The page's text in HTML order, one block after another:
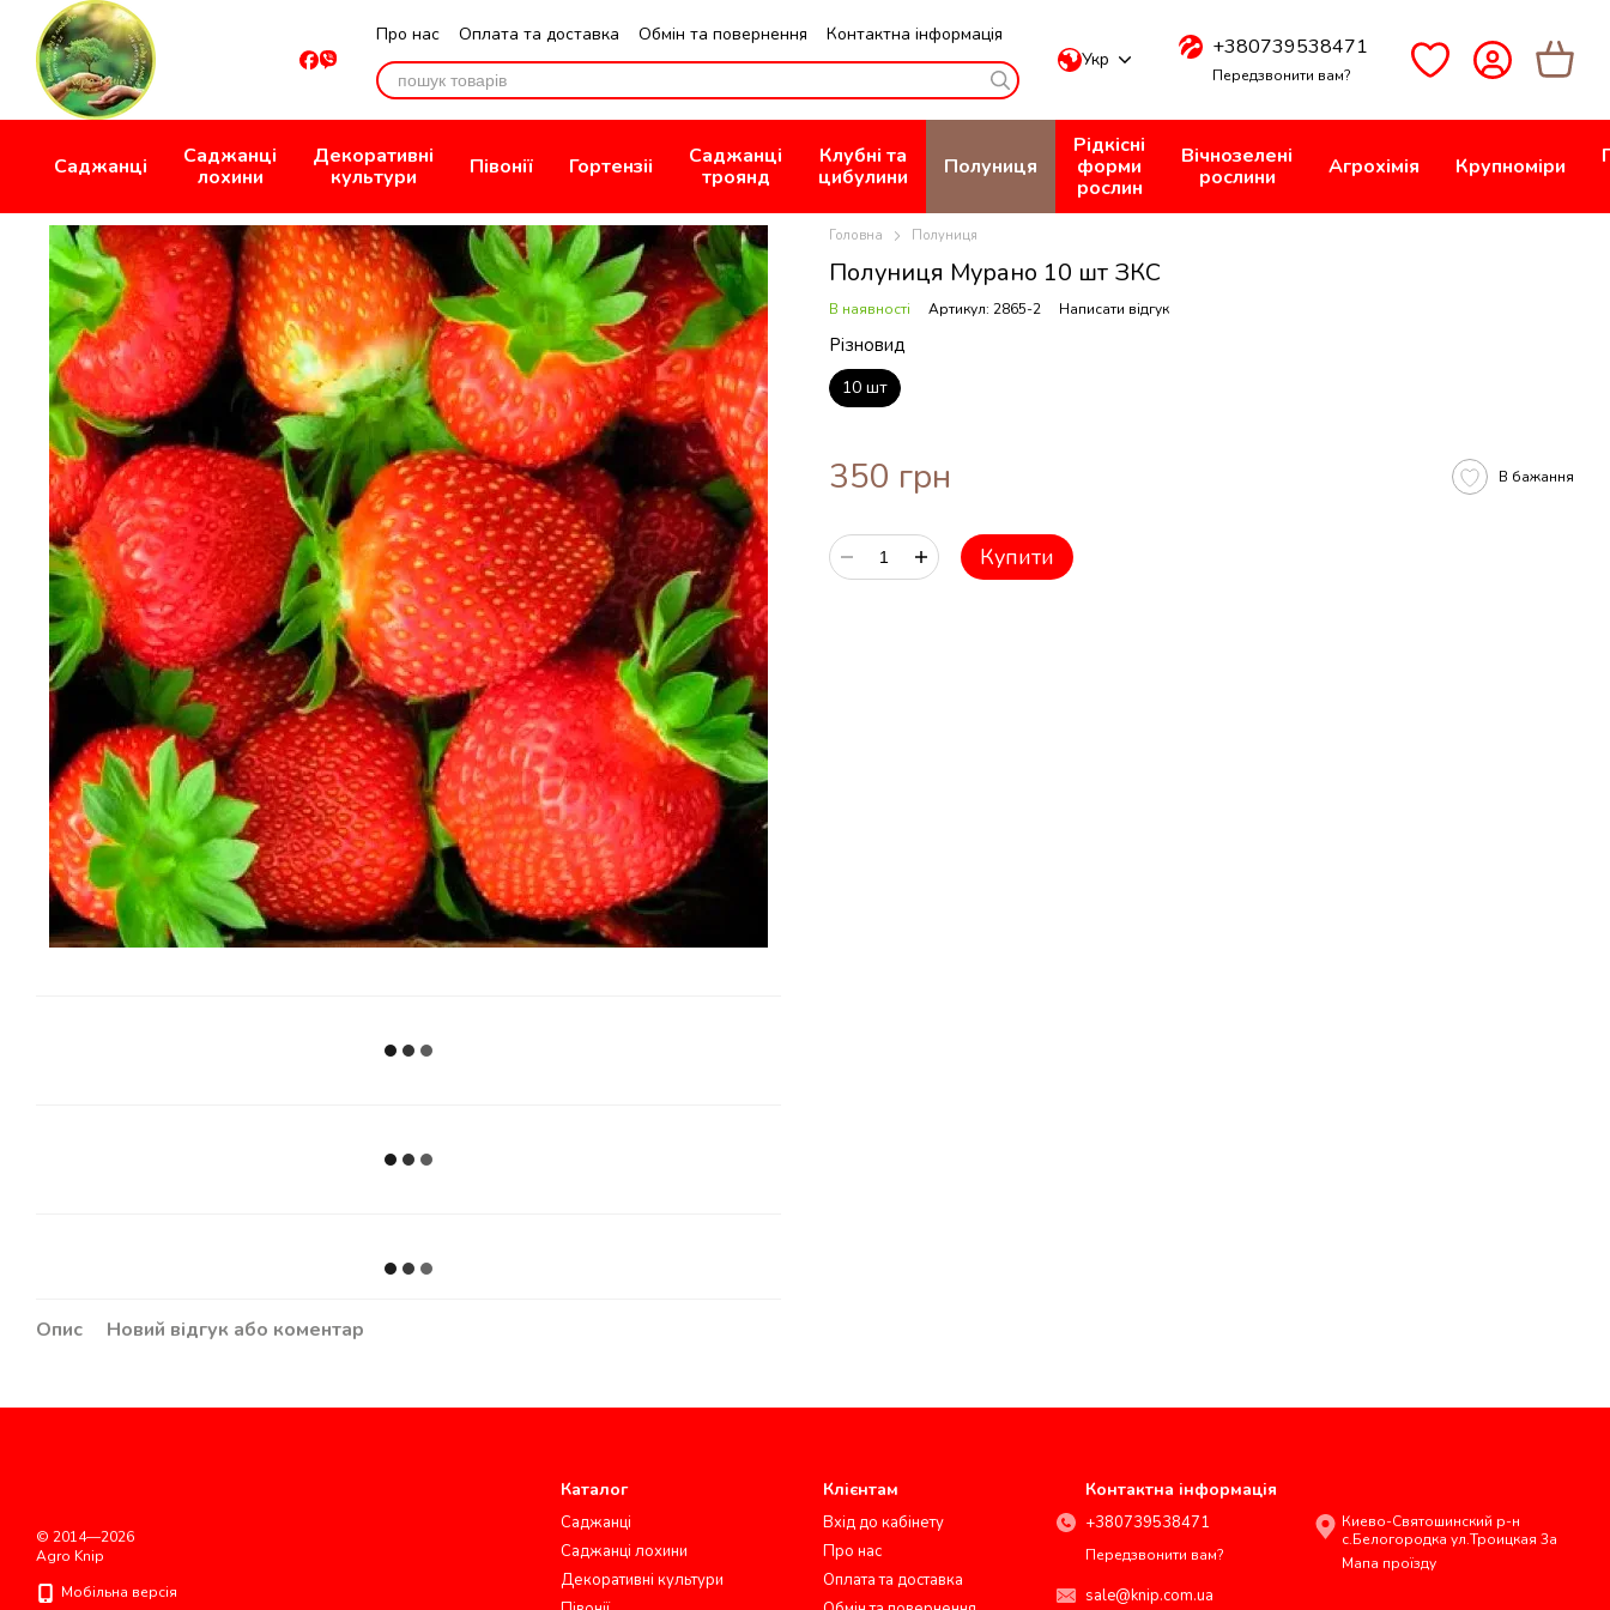
Перейти до основного контенту
Про нас Оплата та доставка Обмін та повернення
Контактна інформація
Відгуки про магазин
Публична Оферта Укр +380739538471
Передзвонити вам?
Саджанці
Саджанці
лохини
Декоративні
культури
Півонії Гортензіі
Саджанці
троянд
Клубні та
цибулини
Полуниця
Рідкісні
форми
рослин
Вічнозелені
рослини
Агрохімія Крупноміри
Опис Новий відгук або коментар
Головна Полуниця
Полуниця Мурано 10 шт ЗКС
В наявності Артикул: 2865-2 Написати відгук
Різновид
10 шт
350 грн В бажання
Купити
© 2014—2026
Agro Knip
Мобільна версія
Каталог
Саджанці
Саджанці лохини
Декоративні культури
Клієнтам
Вхід до кабінету
Про нас
Оплата та доставка
Контактна інформація
+380739538471
Передзвонити вам?
sale@knip.com.ua
Киево-Святошинский р-н
с.Белогородка ул.Троицкая 3а
Мапа проїзду